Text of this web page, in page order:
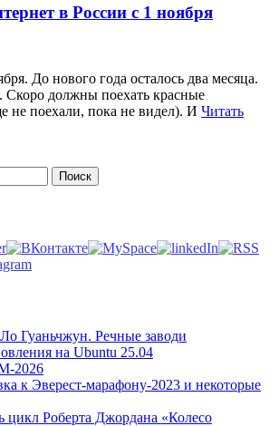
в России с 1 ноября
До нового года осталось два месяца.
Скоро должны поехать красные
не поехали, пока не видел). И Читать
Гуаньчжун. Речные заводи
на Ubuntu 25.04
2026
к Эверест-марафону-2023 и некоторые
цикл Роберта Джордана «Колесо